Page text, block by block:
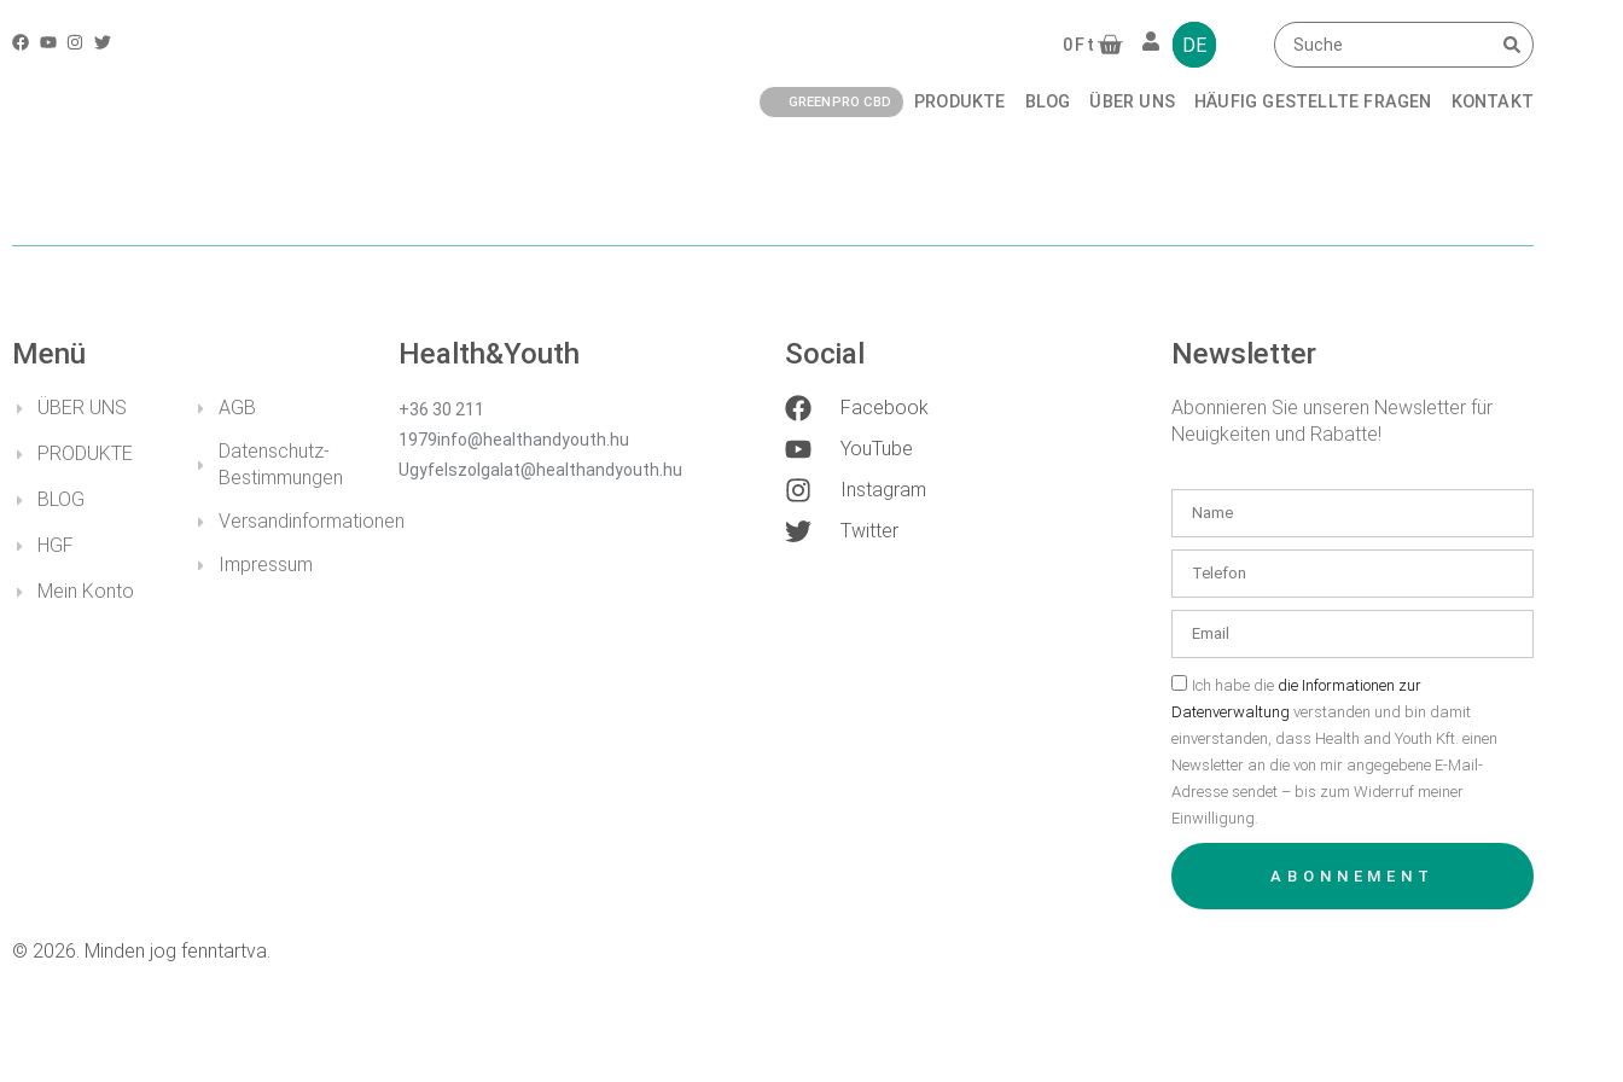
0 Ft DE
GREENPRO CBD PRODUKTE BLOG ÜBER UNS HÄUFIG GESTELLTE FRAGEN KONTAKT
IST ES MÖGLICH, PER NACHNAHME ZU
Menü
ÜBER UNS
PRODUKTE
BLOG
HGF
Mein Konto
AGB
Datenschutz-
Bestimmungen
Versandinformationen
Impressum
Health&Youth
+36 30 211
1979info@healthandyouth.hu
Ugyfelszolgalat@healthandyouth.hu
Social
Facebook
YouTube
Instagram
Twitter
Newsletter
Abonnieren Sie unseren Newsletter für
Neuigkeiten und Rabatte!
Ich habe die die Informationen zur
Datenverwaltung verstanden und bin damit
einverstanden, dass Health and Youth Kft. einen
Newsletter an die von mir angegebene E-Mail-
Adresse sendet – bis zum Widerruf meiner
Einwilligung.
ABONNEMENT
© 2026. Minden jog fenntartva.